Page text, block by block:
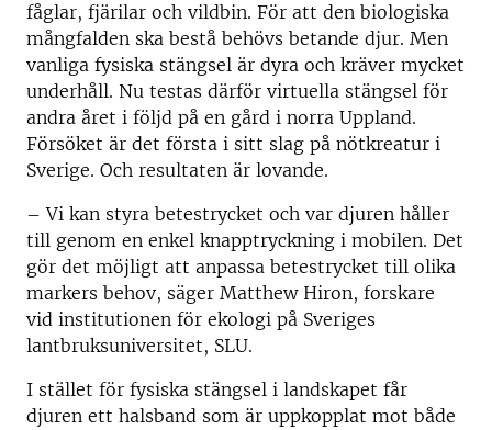
fåglar, fjärilar och vildbin. För att den biologiska
mångfalden ska bestå behövs betande djur. Men
vanliga fysiska stängsel är dyra och kräver mycket
underhåll. Nu testas därför virtuella stängsel för
andra året i följd på en gård i norra Uppland.
Försöket är det första i sitt slag på nötkreatur i
Sverige. Och resultaten är lovande.
– Vi kan styra betestrycket och var djuren håller
till genom en enkel knapptryckning i mobilen. Det
gör det möjligt att anpassa betestrycket till olika
markers behov, säger Matthew Hiron, forskare
vid institutionen för ekologi på Sveriges
lantbruksuniversitet, SLU.
I stället för fysiska stängsel i landskapet får
djuren ett halsband som är uppkopplat mot både